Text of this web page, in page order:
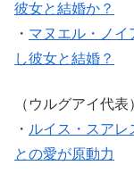
彼女と結婚か？
・ マヌエル・ノイ
し彼女と結婚？
（ウルグアイ代表
・ ルイス・スア
との愛が原動力